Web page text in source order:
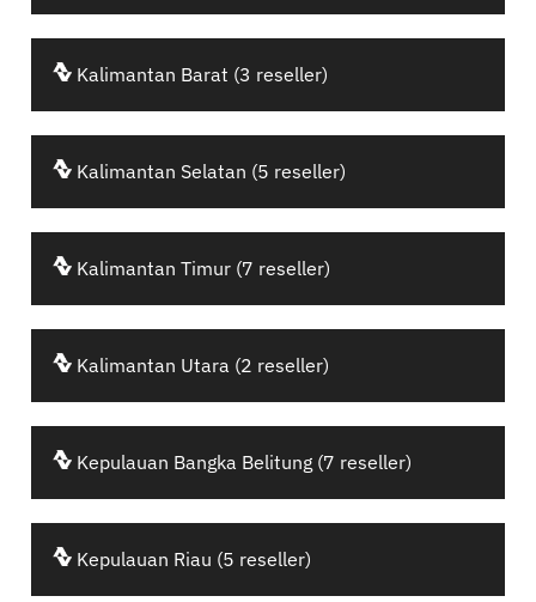
Kalimantan Barat (3 reseller)
Kalimantan Selatan (5 reseller)
Kalimantan Timur (7 reseller)
Kalimantan Utara (2 reseller)
Kepulauan Bangka Belitung (7 reseller)
Kepulauan Riau (5 reseller)